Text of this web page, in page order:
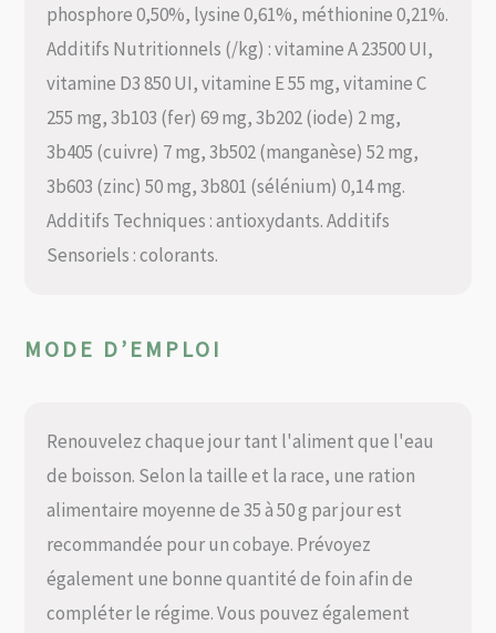
phosphore 0,50%, lysine 0,61%, méthionine 0,21%.
Additifs Nutritionnels (/kg) : vitamine A 23500 UI,
vitamine D3 850 UI, vitamine E 55 mg, vitamine C
255 mg, 3b103 (fer) 69 mg, 3b202 (iode) 2 mg,
3b405 (cuivre) 7 mg, 3b502 (manganèse) 52 mg,
3b603 (zinc) 50 mg, 3b801 (sélénium) 0,14 mg.
Additifs Techniques : antioxydants. Additifs
Sensoriels : colorants.
MODE D’EMPLOI
Renouvelez chaque jour tant l'aliment que l'eau
de boisson. Selon la taille et la race, une ration
alimentaire moyenne de 35 à 50 g par jour est
recommandée pour un cobaye. Prévoyez
également une bonne quantité de foin afin de
compléter le régime. Vous pouvez également